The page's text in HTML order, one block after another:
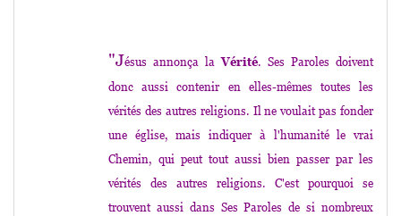
"Jésus annonça laVérité. Ses Paroles doivent
donc aussi contenir en elles-mêmes toutes les
vérités des autres religions. Il ne voulait pas fonder
une église, mais indiquer à l'humanité le vrai
Chemin, qui peut tout aussi bien passer par les
vérités des autres religions. C'est pourquoi se
trouvent aussi dans Ses Paroles de si nombreux